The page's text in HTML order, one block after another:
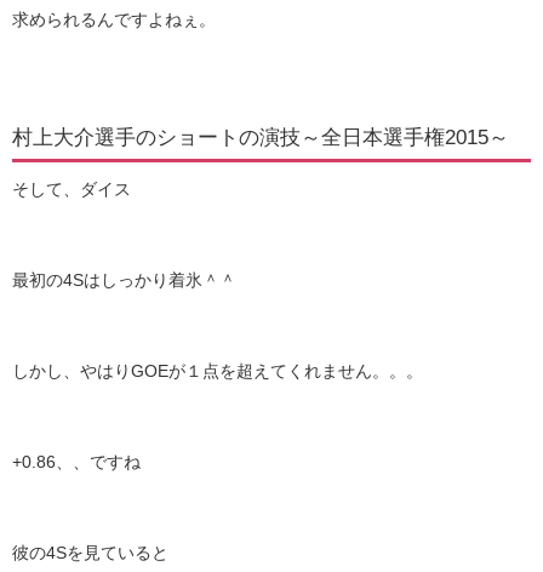
求められるんですよねぇ。
村上大介選手のショートの演技～全日本選手権2015～
そして、ダイス
最初の4Sはしっかり着氷＾＾
しかし、やはりGOEが１点を超えてくれません。。。
+0.86、、ですね
彼の4Sを見ていると